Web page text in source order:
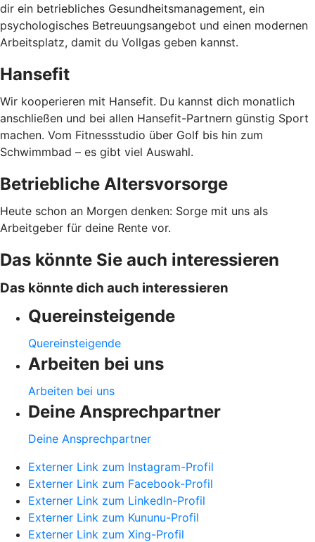
dir ein betriebliches Gesundheitsmanagement, ein
psychologisches Betreuungsangebot und einen modernen
Arbeitsplatz, damit du Vollgas geben kannst.
Hansefit
Wir kooperieren mit Hansefit. Du kannst dich monatlich
anschließen und bei allen Hansefit-Partnern günstig Sport
machen. Vom Fitnessstudio über Golf bis hin zum
Schwimmbad – es gibt viel Auswahl.
Betriebliche Altersvorsorge
Heute schon an Morgen denken: Sorge mit uns als
Arbeitgeber für deine Rente vor.
Das könnte Sie auch interessieren
Das könnte dich auch interessieren
Quereinsteigende
Quereinsteigende
Arbeiten bei uns
Arbeiten bei uns
Deine Ansprechpartner
Deine Ansprechpartner
Externer Link zum Instagram-Profil
Externer Link zum Facebook-Profil
Externer Link zum LinkedIn-Profil
Externer Link zum Kununu-Profil
Externer Link zum Xing-Profil